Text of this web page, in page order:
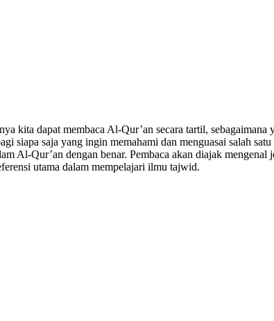
kita dapat membaca Al-Qur’an secara tartil,
siapa saja yang ingin memahami dan menguasai salah
Al-Qur’an dengan benar. Pembaca akan diajak mengenal
utama dalam mempelajari ilmu tajwid.